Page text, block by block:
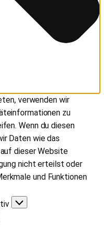
verwenden wir
zu
Wenn du diesen
Daten wie das
dieser Website
nicht erteilst oder
und Funktionen